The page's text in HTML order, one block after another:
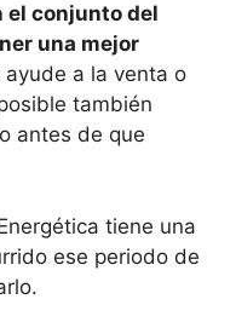
el conjunto del
una mejor
a la venta o
también
antes de que
tiene una
ese periodo de